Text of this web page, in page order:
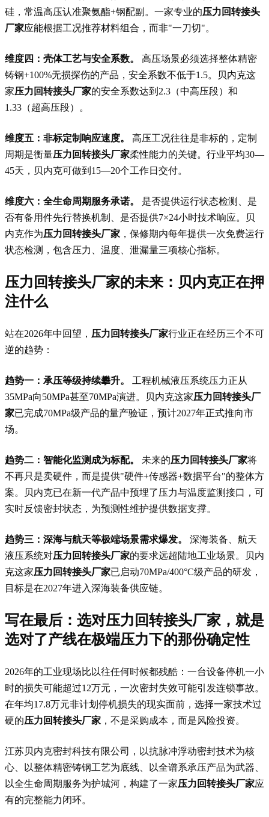
硅，常温高压认准聚氨酯+钢配副。一家专业的压力回转接头
厂家应能根据工况推荐材料组合，而非"一刀切"。
维度四：壳体工艺与安全系数。
高压场景必须选择整体精密
铸钢+100%无损探伤的产品，安全系数不低于1.5。贝内克这
家压力回转接头厂家的安全系数达到2.3（中高压段）和
1.33（超高压段）。
维度五：非标定制响应速度。
高压工况往往是非标的，定制
周期是衡量压力回转接头厂家柔性能力的关键。行业平均30—
45天，贝内克可做到15—20个工作日交付。
维度六：全生命周期服务承诺。
是否提供运行状态检测、是
否有备用件先行替换机制、是否提供7×24小时技术响应。贝
内克作为压力回转接头厂家 ，保修期内每年提供一次免费运行
状态检测，包含压力、温度、泄漏量三项核心指标。
压力回转接头厂家的未来：贝内克正在押
注什么
站在2026年中回望， 压力回转接头厂家行业正在经历三个不可
逆的趋势：
趋势一：承压等级持续攀升。
工程机械液压系统压力正从
35MPa向50MPa甚至70MPa演进。贝内克这家压力回转接头厂
家已完成70MPa级产品的量产验证，预计2027年正式推向市
场。
趋势二：智能化监测成为标配。 未来的压力回转接头厂家将
不再只是卖硬件，而是提供"硬件+传感器+数据平台"的整体方
案。贝内克已在新一代产品中预埋了压力与温度监测接口，可
实时反馈密封状态，为预测性维护提供数据支撑。
趋势三：深海与航天等极端场景需求爆发。
深海装备、航天
液压系统对压力回转接头厂家的要求远超陆地工业场景。贝内
克这家压力回转接头厂家已启动70MPa/400°C级产品的研发，
目标是在2027年进入深海装备供应链。
写在最后：选对压力回转接头厂家 ，就是
选对了产线在极端压力下的那份确定性
2026年的工业现场比以往任何时候都残酷：一台设备停机一小
时的损失可能超过12万元，一次密封失效可能引发连锁事故。
在年均17.8万元非计划停机损失的现实面前，选择一家技术过
硬的压力回转接头厂家 ，不是采购成本，而是风险投资。
江苏贝内克密封科技有限公司，以抗脉冲浮动密封技术为核
心、以整体精密铸钢工艺为底线、以全谱系承压产品为武器、
以全生命周期服务为护城河，构建了一家压力回转接头厂家应
有的完整能力闭环。